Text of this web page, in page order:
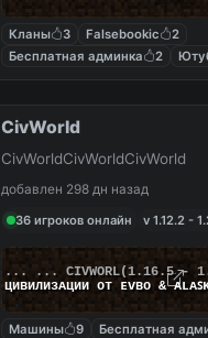
Кланы 3 Falsebookic
2
Бесплатная админка
2
CivWorld
CivWorldCivWorldCivWorld
добавлен 298 дн назад
36 игроков онлайн
v 1.12.2 -
... ... CIVWORL(1.16.5 -
циʙилизᴀции от ᴇᴠʙᴏ &
Машины 9 Бесплатная